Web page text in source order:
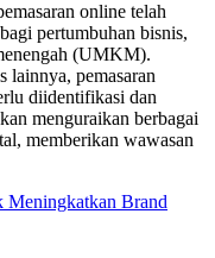
online telah
pertumbuhan bisnis,
(UMKM).
lainnya, pemasaran
diidentifikasi dan
menguraikan berbagai
memberikan wawasan